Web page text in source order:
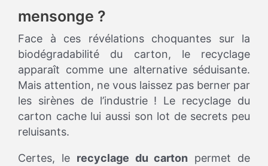
mensonge ?
Face à ces révélations choquantes sur la
biodégradabilité du carton, le recyclage
apparaît comme une alternative séduisante.
Mais attention, ne vous laissez pas berner par
les sirènes de l’industrie ! Le recyclage du
carton cache lui aussi son lot de secrets peu
reluisants.
Certes, le recyclage du carton permet de